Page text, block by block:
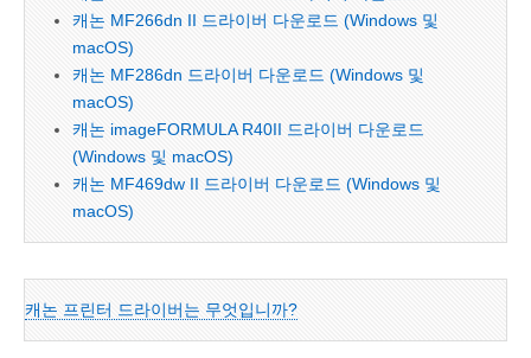
캐논 MF266dn II 드라이버 다운로드 (Windows 및
macOS)
캐논 MF286dn 드라이버 다운로드 (Windows 및
macOS)
캐논 imageFORMULA R40II 드라이버 다운로드
(Windows 및 macOS)
캐논 MF469dw II 드라이버 다운로드 (Windows 및
macOS)
캐논 프린터 드라이버는 무엇입니까?